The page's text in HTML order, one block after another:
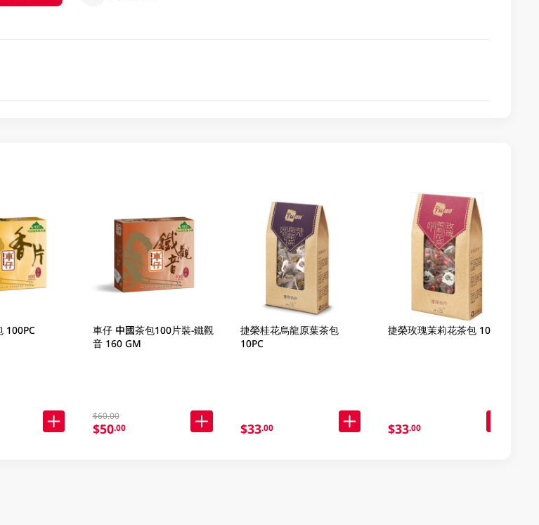
100PC
車仔 中國茶包100片裝-鐵觀
音 160 GM
$60.00
$50.00
捷榮桂花烏龍原葉茶包
10PC
$33.00
捷榮玫瑰茉莉花茶包 10PC
$33.00